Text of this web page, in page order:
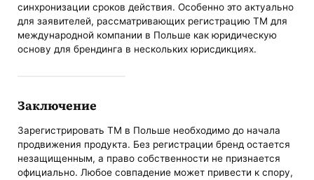
синхронизации сроков действия. Особенно это актуально
для заявителей, рассматривающих регистрацию ТМ для
международной компании в Польше как юридическую
основу для брендинга в нескольких юрисдикциях.
Заключение
Зарегистрировать ТМ в Польше необходимо до начала
продвижения продукта. Без регистрации бренд остается
незащищенным, а право собственности не признается
официально. Любое совпадение может привести к спору,